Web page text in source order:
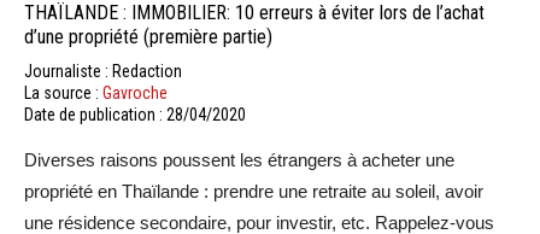
THAÏLANDE : IMMOBILIER: 10 erreurs à éviter lors de l’achat
d’une propriété (première partie)
Journaliste : Redaction
La source : Gavroche
Date de publication : 28/04/2020
Diverses raisons poussent les étrangers à acheter une
propriété en Thaïlande : prendre une retraite au soleil, avoir
une résidence secondaire, pour investir, etc. Rappelez-vous